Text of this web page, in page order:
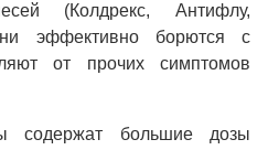
(Колдрекс, Антифлу,
эффективно борются с
от прочих симптомов
содержат большие дозы